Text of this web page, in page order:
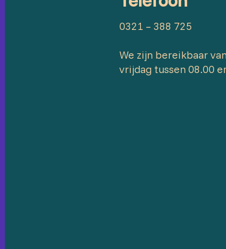
0321 – 388 725
We zijn bereikbaar
vrijdag tussen 08.00